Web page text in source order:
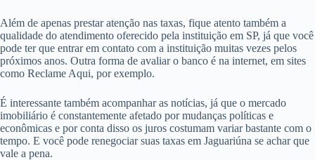
Além de apenas prestar atenção nas taxas, fique atento também a
qualidade do atendimento oferecido pela instituição em SP, já que você
pode ter que entrar em contato com a instituição muitas vezes pelos
próximos anos. Outra forma de avaliar o banco é na internet, em sites
como Reclame Aqui, por exemplo.
É interessante também acompanhar as notícias, já que o mercado
imobiliário é constantemente afetado por mudanças políticas e
econômicas e por conta disso os juros costumam variar bastante com o
tempo. E você pode renegociar suas taxas em Jaguariúna se achar que
vale a pena.